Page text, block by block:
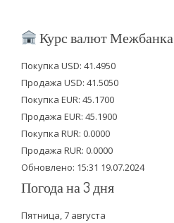
i
t
e
r
c
b
o
o
k
u
u
b
e
Курс валют Межбанка
Покупка USD: 41.4950
Продажа USD: 41.5050
Покупка EUR: 45.1700
Продажа EUR: 45.1900
Покупка RUR: 0.0000
Продажа RUR: 0.0000
Обновлено: 15:31 19.07.2024
Погода на 3 дня
Пятница, 7 августа